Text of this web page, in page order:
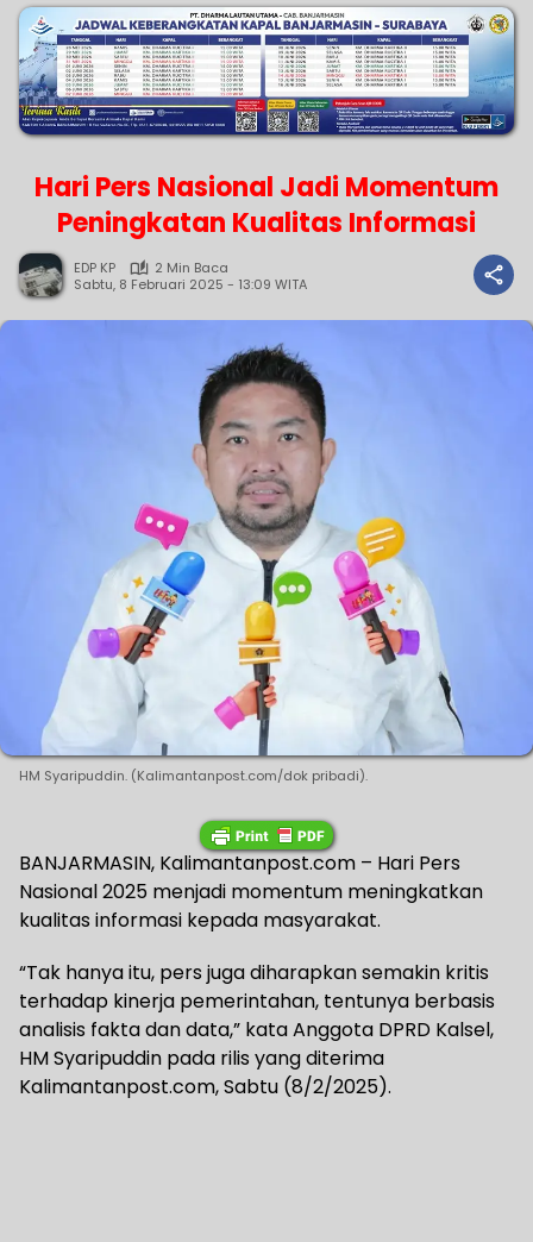
Hari Pers Nasional Jadi Momentum
Peningkatan Kualitas Informasi
EDP KP
2 Min Baca
Sabtu, 8 Februari 2025 - 13:09 WITA
HM Syaripuddin. (Kalimantanpost.com/dok pribadi).
BANJARMASIN, Kalimantanpost.com – Hari Pers
Nasional 2025 menjadi momentum meningkatkan
kualitas informasi kepada masyarakat.
“Tak hanya itu, pers juga diharapkan semakin kritis
terhadap kinerja pemerintahan, tentunya berbasis
analisis fakta dan data,” kata Anggota DPRD Kalsel,
HM Syaripuddin pada rilis yang diterima
Kalimantanpost.com, Sabtu (8/2/2025).